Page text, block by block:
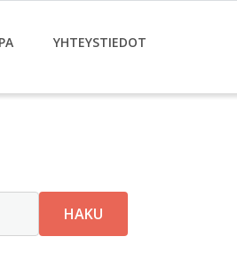
YHTEYSTIEDOT
HAKU